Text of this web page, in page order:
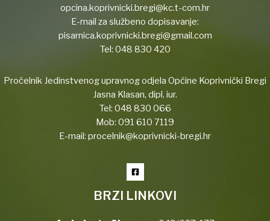
opcina.koprivnicki.bregi@kc.t-com.hr
E-mail za službeno dopisavanje:
pisarnica.koprivnicki.bregi@gmail.com
Tel: 048 830 420
Pročelnik Jedinstvenog upravnog odjela Općine Koprivnički Bregi
Jasna Klasan, dipl. iur.
Tel: 048 830 066
Mob: 091 610 7119
E-mail: procelnik@koprivnicki-bregi.hr
BRZI LINKOVI